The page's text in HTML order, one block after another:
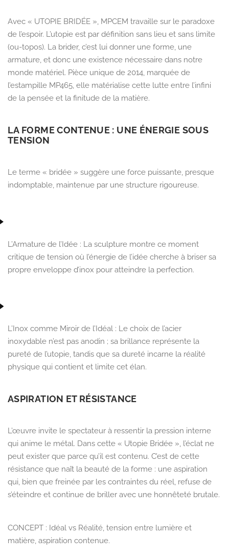
Avec « UTOPIE BRIDÉE », MPCEM travaille sur le paradoxe
de l’espoir. L’utopie est par définition sans lieu et sans limite
(ou-topos). La brider, c’est lui donner une forme, une
armature, et donc une existence nécessaire dans notre
monde matériel. Pièce unique de 2014, marquée de
l’estampille MP465, elle matérialise cette lutte entre l’infini
de la pensée et la finitude de la matière.
LA FORME CONTENUE : UNE ÉNERGIE SOUS
TENSION
Le terme « bridée » suggère une force puissante, presque
indomptable, maintenue par une structure rigoureuse.
L’Armature de l’Idée : La sculpture montre ce moment
critique de tension où l’énergie de l’idée cherche à briser sa
propre enveloppe d’inox pour atteindre la perfection.
L’Inox comme Miroir de l’Idéal : Le choix de l’acier
inoxydable n’est pas anodin ; sa brillance représente la
pureté de l’utopie, tandis que sa dureté incarne la réalité
physique qui contient et limite cet élan.
ASPIRATION ET RÉSISTANCE
L’œuvre invite le spectateur à ressentir la pression interne
qui anime le métal. Dans cette « Utopie Bridée », l’éclat ne
peut exister que parce qu’il est contenu. C’est de cette
résistance que naît la beauté de la forme : une aspiration
qui, bien que freinée par les contraintes du réel, refuse de
s’éteindre et continue de briller avec une honnêteté brutale.
CONCEPT : Idéal vs Réalité, tension entre lumière et
matière, aspiration contenue.